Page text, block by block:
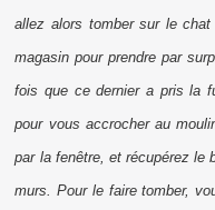
allez alors tomber sur le
magasin pour prendre par
fois que ce dernier a pris la
pour vous accrocher au
par la fenêtre, et récupérez le
murs. Pour le faire tomber,